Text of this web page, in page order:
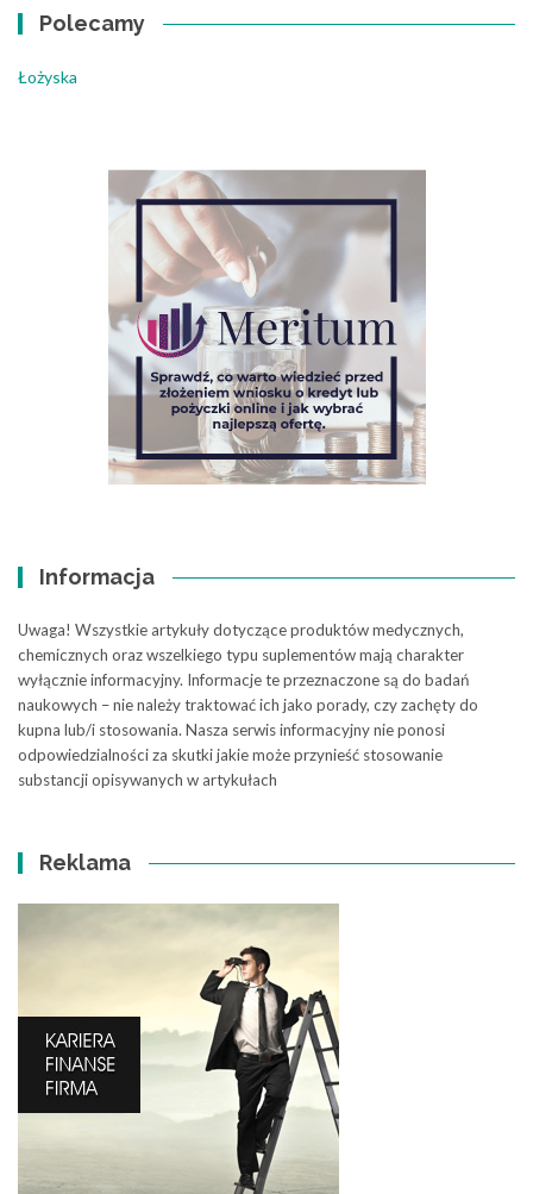
Polecamy
Łożyska
Informacja
Uwaga! Wszystkie artykuły dotyczące produktów medycznych,
chemicznych oraz wszelkiego typu suplementów mają charakter
wyłącznie informacyjny. Informacje te przeznaczone są do badań
naukowych – nie należy traktować ich jako porady, czy zachęty do
kupna lub/i stosowania. Nasza serwis informacyjny nie ponosi
odpowiedzialności za skutki jakie może przynieść stosowanie
substancji opisywanych w artykułach
Reklama